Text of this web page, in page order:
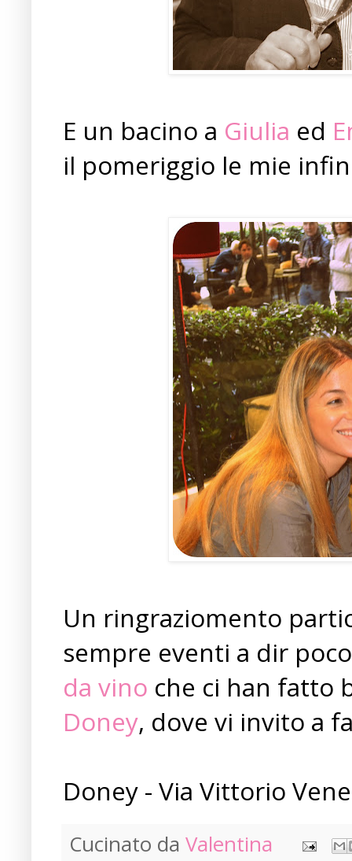
E un bacino a Giulia ed
il pomeriggio le mie
Un ringraziomento
sempre eventi a dir
da vino che ci han fatto
Doney, dove vi invito a
Doney - Via Vittorio
Cucinato da Valentina